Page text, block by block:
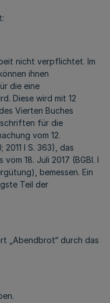
nicht verpflichtet. Im
ihnen
die eine
Diese wird mit 12
Vierten Buches
für die
vom 12.
2011 I S. 363), das
18. Juli 2017 (BGBl. I
bemessen. Ein
Teil der
durch das